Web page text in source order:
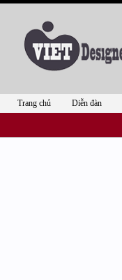
Trang chủ Diễn đàn